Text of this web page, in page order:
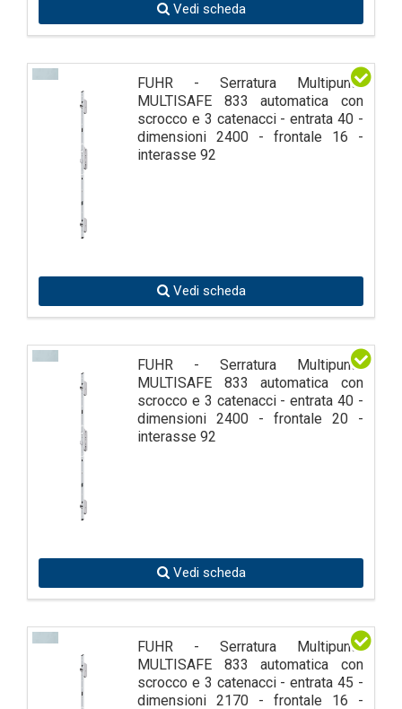
Vedi scheda
FUHR - Serratura Multipunto
MULTISAFE 833 automatica con
scrocco e 3 catenacci - entrata 40 -
dimensioni 2400 - frontale 16 -
interasse 92
Vedi scheda
FUHR - Serratura Multipunto
MULTISAFE 833 automatica con
scrocco e 3 catenacci - entrata 40 -
dimensioni 2400 - frontale 20 -
interasse 92
Vedi scheda
FUHR - Serratura Multipunto
MULTISAFE 833 automatica con
scrocco e 3 catenacci - entrata 45 -
dimensioni 2170 - frontale 16 -